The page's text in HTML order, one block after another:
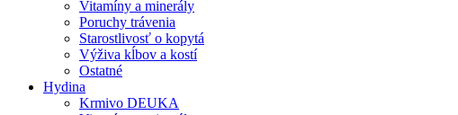
Vitamíny a minerály
Poruchy trávenia
Starostlivosť o kopytá
Výživa kĺbov a kostí
Ostatné
Hydina
Krmivo DEUKA